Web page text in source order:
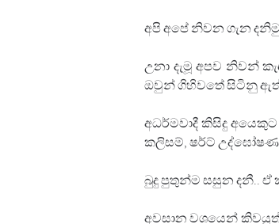
අපි අපේ නිවන ගැන
උනා දැමූ අපව නිවන්
ඔවුන් ගිහිවතේ සිටිනු ඇත්
අධර්මවාදී කිසිදු
කලිසම්, ෂර්ට්
බුදු පුතුන්ම සසුන දනී.. ඒ
අවසාන වශයෙන්